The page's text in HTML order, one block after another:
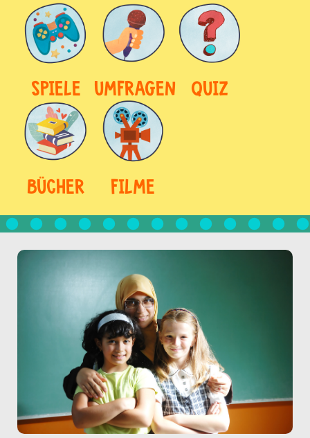
SPIELE UMFRAGEN QUIZ
BÜCHER FILME